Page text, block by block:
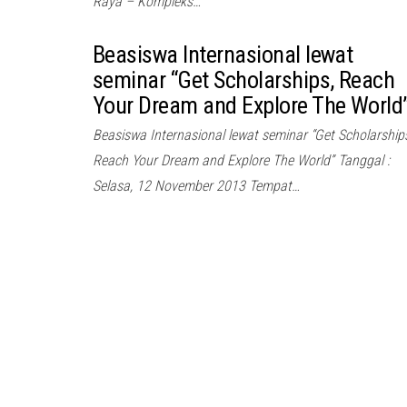
Beasiswa Internasional lewat
seminar “Get Scholarships, Reach
Your Dream and Explore The
Beasiswa Internasional lewat seminar “Get
Reach Your Dream and Explore The World” Tanggal :
Selasa, 12 November 2013 Tempat…